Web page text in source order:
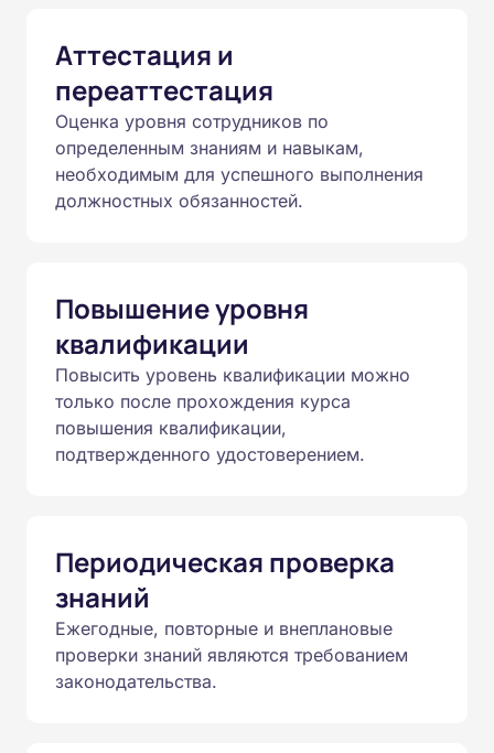
Аттестация и
переаттестация
Оценка уровня сотрудников по
определенным знаниям и навыкам,
необходимым для успешного выполнения
должностных обязанностей.
Повышение уровня
квалификации
Повысить уровень квалификации можно
только после прохождения курса
повышения квалификации,
подтвержденного удостоверением.
Периодическая проверка
знаний
Ежегодные, повторные и внеплановые
проверки знаний являются требованием
законодательства.